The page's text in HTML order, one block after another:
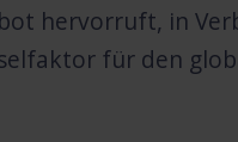
hervorruft, in
für den